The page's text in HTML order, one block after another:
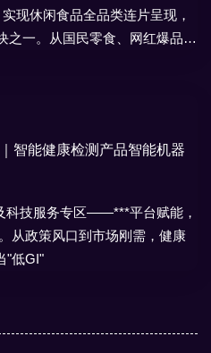
现休闲食品全品类连片呈现，
之一。从国民零食、网红爆品到
智能健康检测产品智能机器
科技服务专区——***平台赋能，
从政策风口到市场刚需，健康
"低GI"